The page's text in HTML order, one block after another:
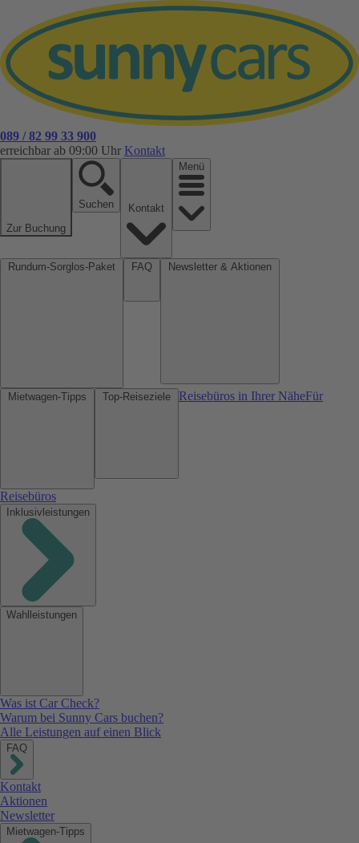
089 / 82 99 33 900
erreichbar ab 09:00 Uhr Kontakt
Zur Buchung
Suchen
Menü
Reisebüros in Ihrer NäheFür
Reisebüros
Inklusivleistungen
Wahlleistungen
Was ist Car Check?
Warum bei Sunny Cars buchen?
Alle Leistungen auf einen Blick
FAQ
Kontakt
Aktionen
Newsletter
Mietwagen-Tipps